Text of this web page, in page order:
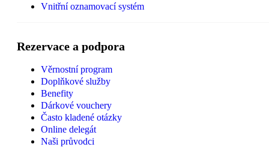
Vnitřní oznamovací systém
Rezervace a podpora
Věrnostní program
Doplňkové služby
Benefity
Dárkové vouchery
Často kladené otázky
Online delegát
Naši průvodci